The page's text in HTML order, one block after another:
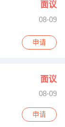
面议
08-09
号
申请
面议
08-09
申请